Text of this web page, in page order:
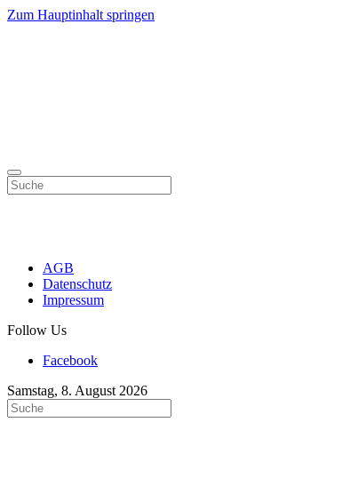
Zum Hauptinhalt springen
AGB
Datenschutz
Impressum
Follow Us
Facebook
Samstag, 8. August 2026